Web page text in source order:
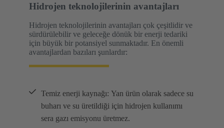
Hidrojen teknolojilerinin avantajları
Hidrojen teknolojilerinin avantajları çok çeşitlidir ve
sürdürülebilir ve geleceğe dönük bir enerji tedariki
için büyük bir potansiyel sunmaktadır. En önemli
avantajlardan bazıları şunlardır:
Temiz enerji kaynağı: Yan ürün olarak sadece su
buharı ve su üretildiği için hidrojen kullanımı
sera gazı emisyonu üretmez.